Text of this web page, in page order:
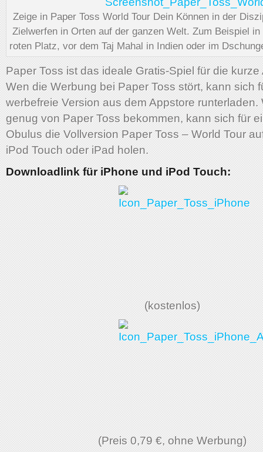
Zeige in Paper Toss World Tour Dein Können in der
Zielwerfen in Orten auf der ganzen Welt. Zum Beispiel
roten Platz, vor dem Taj Mahal in Indien oder im
Paper Toss ist das ideale Gratis-Spiel für die
Wen die Werbung bei Paper Toss stört, kann sich
werbefreie Version aus dem Appstore runterladen.
genug von Paper Toss bekommen, kann sich für
Obulus die Vollversion Paper Toss – World Tour
iPod Touch oder iPad holen.
Downloadlink für iPhone und iPod Touch:
(kostenlos)
(Preis 0,79 €, ohne Werbung)